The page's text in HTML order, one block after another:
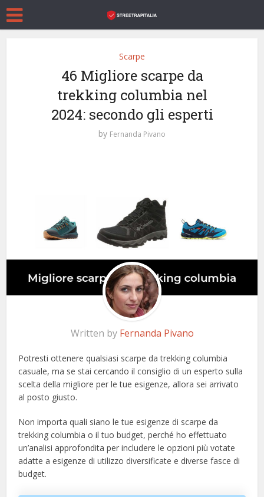
Scarpe
46 Migliore scarpe da
trekking columbia nel
2024: secondo gli esperti
by Fernanda Pivano
Written by Fernanda Pivano
Potresti ottenere qualsiasi scarpe da trekking columbia
casuale, ma se stai cercando il consiglio di un esperto sulla
scelta della migliore per le tue esigenze, allora sei arrivato
al posto giusto.
Non importa quali siano le tue esigenze di scarpe da
trekking columbia o il tuo budget, perché ho effettuato
un’analisi approfondita per includere le opzioni più votate
adatte a esigenze di utilizzo diversificate e diverse fasce di
budget.